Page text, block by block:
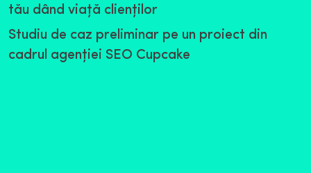
tău dând viaţă clienţilor
Studiu de caz preliminar pe un proiect din
cadrul agenţiei SEO Cupcake